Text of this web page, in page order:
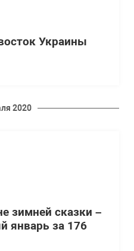
Украины
2020
зимней сказки –
январь за 176